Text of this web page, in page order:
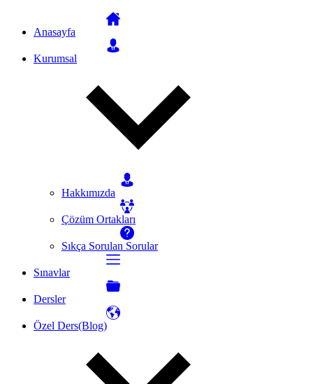
Anasayfa
Kurumsal
Hakkımızda
Çözüm Ortakları
Sıkça Sorulan Sorular
Sınavlar
Dersler
Özel Ders(Blog)